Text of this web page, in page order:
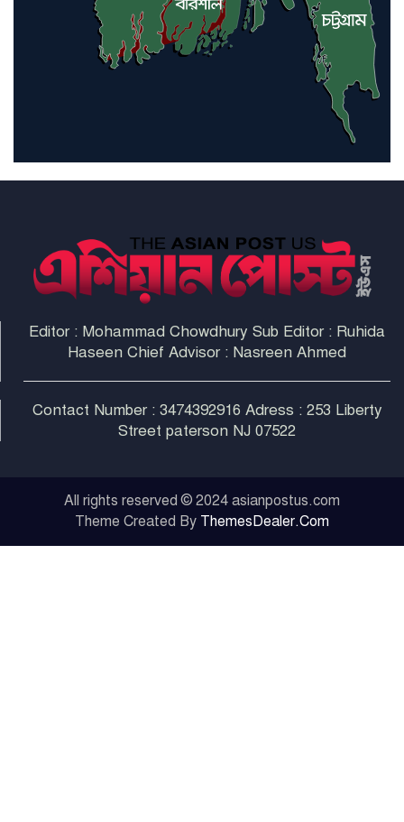
ইরাকসহ মধ্যপ্রাচ্যে ২৪ হামলা চালাল
ইরানপন্থি গোষ্ঠী
হরমুজ প্রণালী সুরক্ষায় মিত্ররা সাহায্য
না করলে ন্যাটোর ভবিষ্যৎ খারাপ
Editor : Mohammad Chowdhury Sub Editor : Ruhida
Haseen Chief Advisor : Nasreen Ahmed
Contact Number : 3474392916 Adress : 253 Liberty
Street paterson NJ 07522
All rights reserved © 2024 asianpostus.com
Theme Created By ThemesDealer.Com